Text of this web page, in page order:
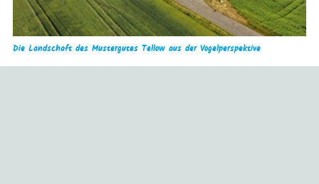
Die Landschaft des Mustergutes Tellow aus der Vogelperspektive